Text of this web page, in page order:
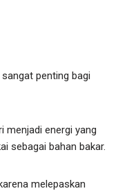
penting bagi
menjadi energi yang
sebagai bahan bakar.
melepaskan